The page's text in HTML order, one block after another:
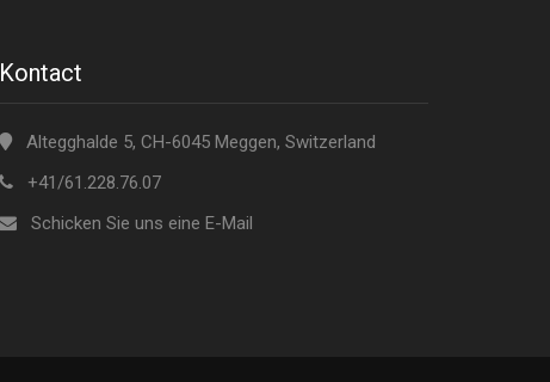
Kontact
Altegghalde 5, CH-6045 Meggen, Switzerland
+41/61.228.76.07
Schicken Sie uns eine E-Mail